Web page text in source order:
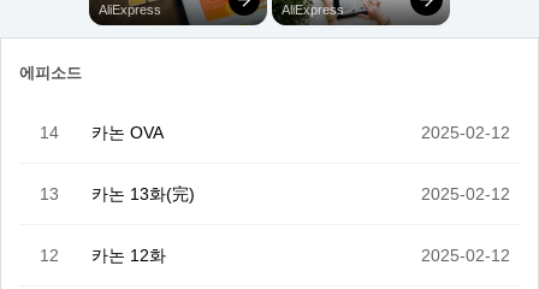
에피소드
14 카논 OVA 2025-02-12
13 카논 13화(完) 2025-02-12
12 카논 12화 2025-02-12